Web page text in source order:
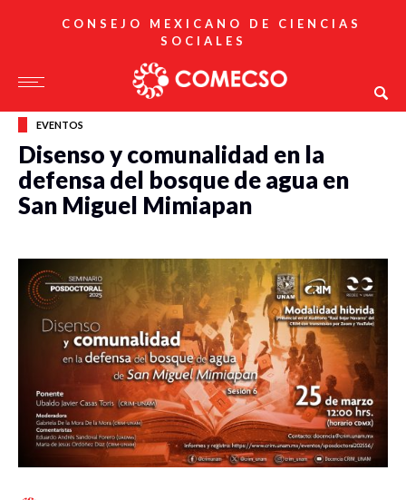
CONSEJO MEXICANO DE CIENCIAS
SOCIALES
EVENTOS
Disenso y comunalidad en la
defensa del bosque de agua en
San Miguel Mimiapan